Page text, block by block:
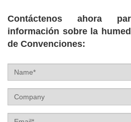
Contáctenos ahora
información sobre la
de Convenciones:
Name
Company
Email